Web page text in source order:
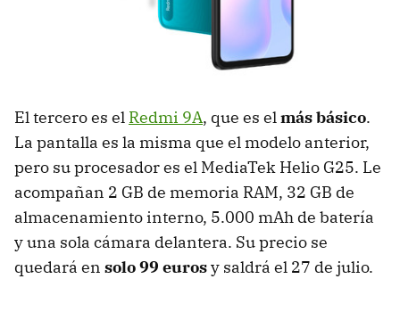
El tercero es el Redmi 9A, que es elmás básico.
La pantalla es la misma que el modelo anterior,
pero su procesador es el MediaTek Helio G25. Le
acompañan 2 GB de memoria RAM, 32 GB de
almacenamiento interno, 5.000 mAh de batería
y una sola cámara delantera. Su precio se
quedará en solo 99 eurosy saldrá el 27 de julio.